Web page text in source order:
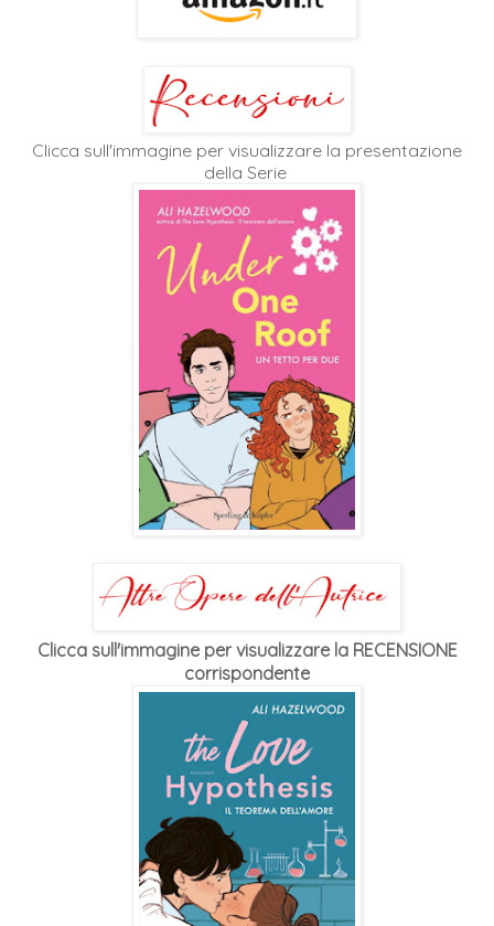
Clicca sull'immagine per visualizzare la presentazione
della Serie
Clicca sull'immagine per visualizzare la RECENSIONE
corrispondente